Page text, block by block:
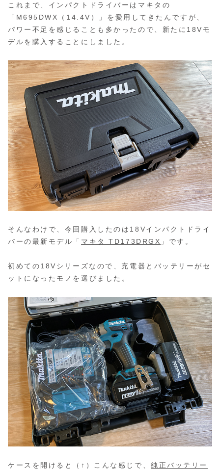
これまで、インパクトドライバーはマキタの
「M695DWX（14.4V）」を愛用してきたんですが、
パワー不足を感じることも多かったので、新たに18Vモ
デルを購入することにしました。
そんなわけで、今回購入したのは18Vインパクトドライ
バーの最新モデル「 マキタ TD173DRGX 」です。
初めての18Vシリーズなので、充電器とバッテリーがセ
ットになったモノを選びました。
ケースを開けると（↑）こんな感じで、純正バッテリー